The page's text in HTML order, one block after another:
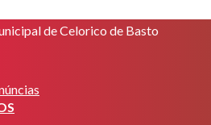
de Celorico de Basto